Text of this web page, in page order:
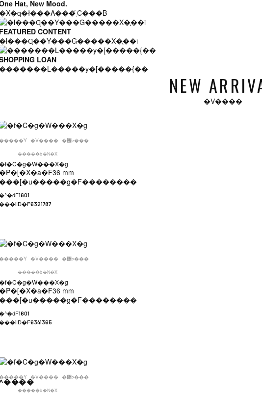
Hat, New Mood.
�X�q�ł���A���܂̋C���B
FEATURED CONTENT
LOAN
NEW
�V����
�����Y �V���� �݌ɂ���
�����b�N�X
36 mm
��������
1601
6321787
�����Y �V���� �݌ɂ���
�����b�N�X
36 mm
��������
1601
6341365
�����Y �V���� �݌ɂ���
�����b�N�X